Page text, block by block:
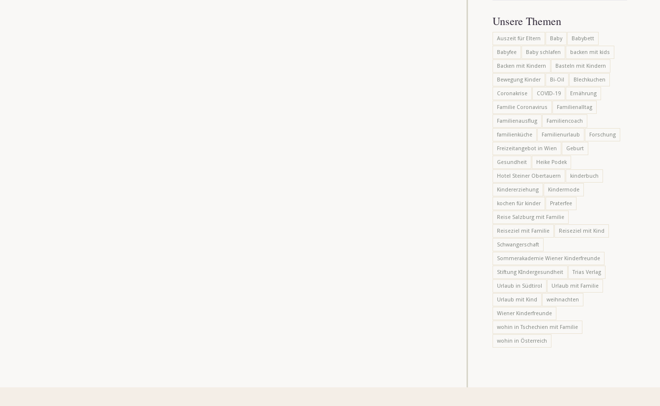
Unsere Themen
Auszeit für Eltern Baby Babybett
Babyfee Baby schlafen backen mit kids
Backen mit Kindern Basteln mit Kindern
Bewegung Kinder Bi-Oil Blechkuchen
Coronakrise COVID-19 Ernährung
Familie Coronavirus Familienalltag
Familienausflug Familiencoach
familienküche Familienurlaub Forschung
Freizeitangebot in Wien Geburt
Gesundheit Heike Podek
Hotel Steiner Obertauern kinderbuch
Kindererziehung Kindermode
kochen für kinder Praterfee
Reise Salzburg mit Familie
Reiseziel mit Familie Reiseziel mit Kind
Schwangerschaft
Sommerakademie Wiener Kinderfreunde
Stiftung KIndergesundheit Trias Verlag
Urlaub in Südtirol Urlaub mit Familie
Urlaub mit Kind weihnachten
Wiener Kinderfreunde
wohin in Tschechien mit Familie
wohin in Österreich